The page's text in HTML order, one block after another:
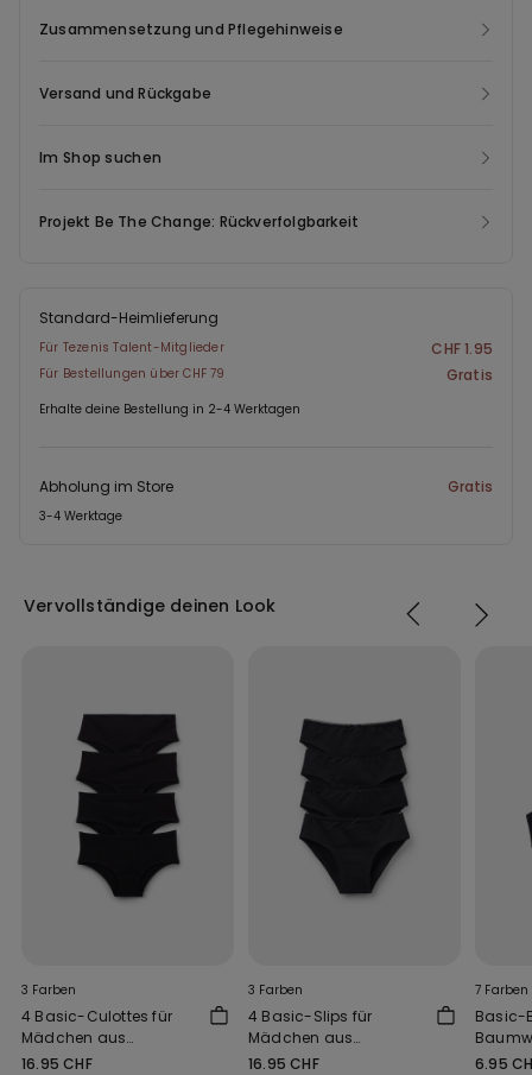
Zusammensetzung und Pflegehinweise
Versand und Rückgabe
Im Shop suchen
Projekt Be The Change: Rückverfolgbarkeit
Standard-Heimlieferung
Für Tezenis Talent-Mitglieder CHF 1.95
Für Bestellungen über CHF 79 Gratis
Erhalte deine Bestellung in 2-4 Werktagen
Abholung im Store Gratis
3-4 Werktage
Vervollständige deinen Look
3 Farben
4 Basic-Culottes für
Mädchen aus
Baumwolle
16.95 CHF
3 Farben
4 Basic-Slips für
Mädchen aus
Baumwolle
16.95 CHF
7 Farben
Basic-
6.95